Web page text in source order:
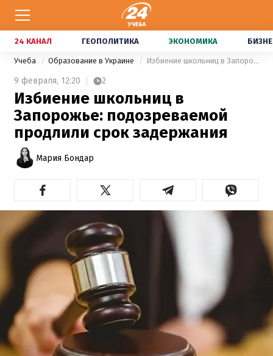
24 КАНАЛ ГЕОПОЛИТИКА ЭКОНОМИКА
Учеба Образование в Украине Избиение школьниц в Запорожье: подозреваемой продлили срок задержания
9 февраля, 12:20 2
Избиение школьниц в
Запорожье: подозреваемой
продлили срок задержания
Мария Бондар